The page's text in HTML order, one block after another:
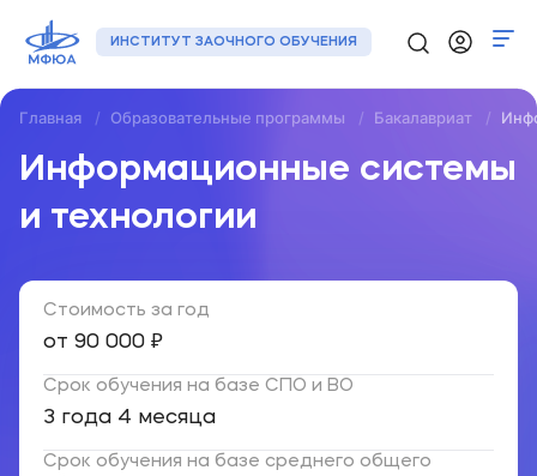
ИНСТИТУТ ЗАОЧНОГО ОБУЧЕНИЯ
Новости
+7 (495) 133-72-00
Регионы
Главная Образовательные программы Бакалавриат
Информационные системы
и технологии
Стоимость за год
от 90 000 ₽
Срок обучения на базе СПО и ВО
3 года 4 месяца
Срок обучения на базе среднего общего